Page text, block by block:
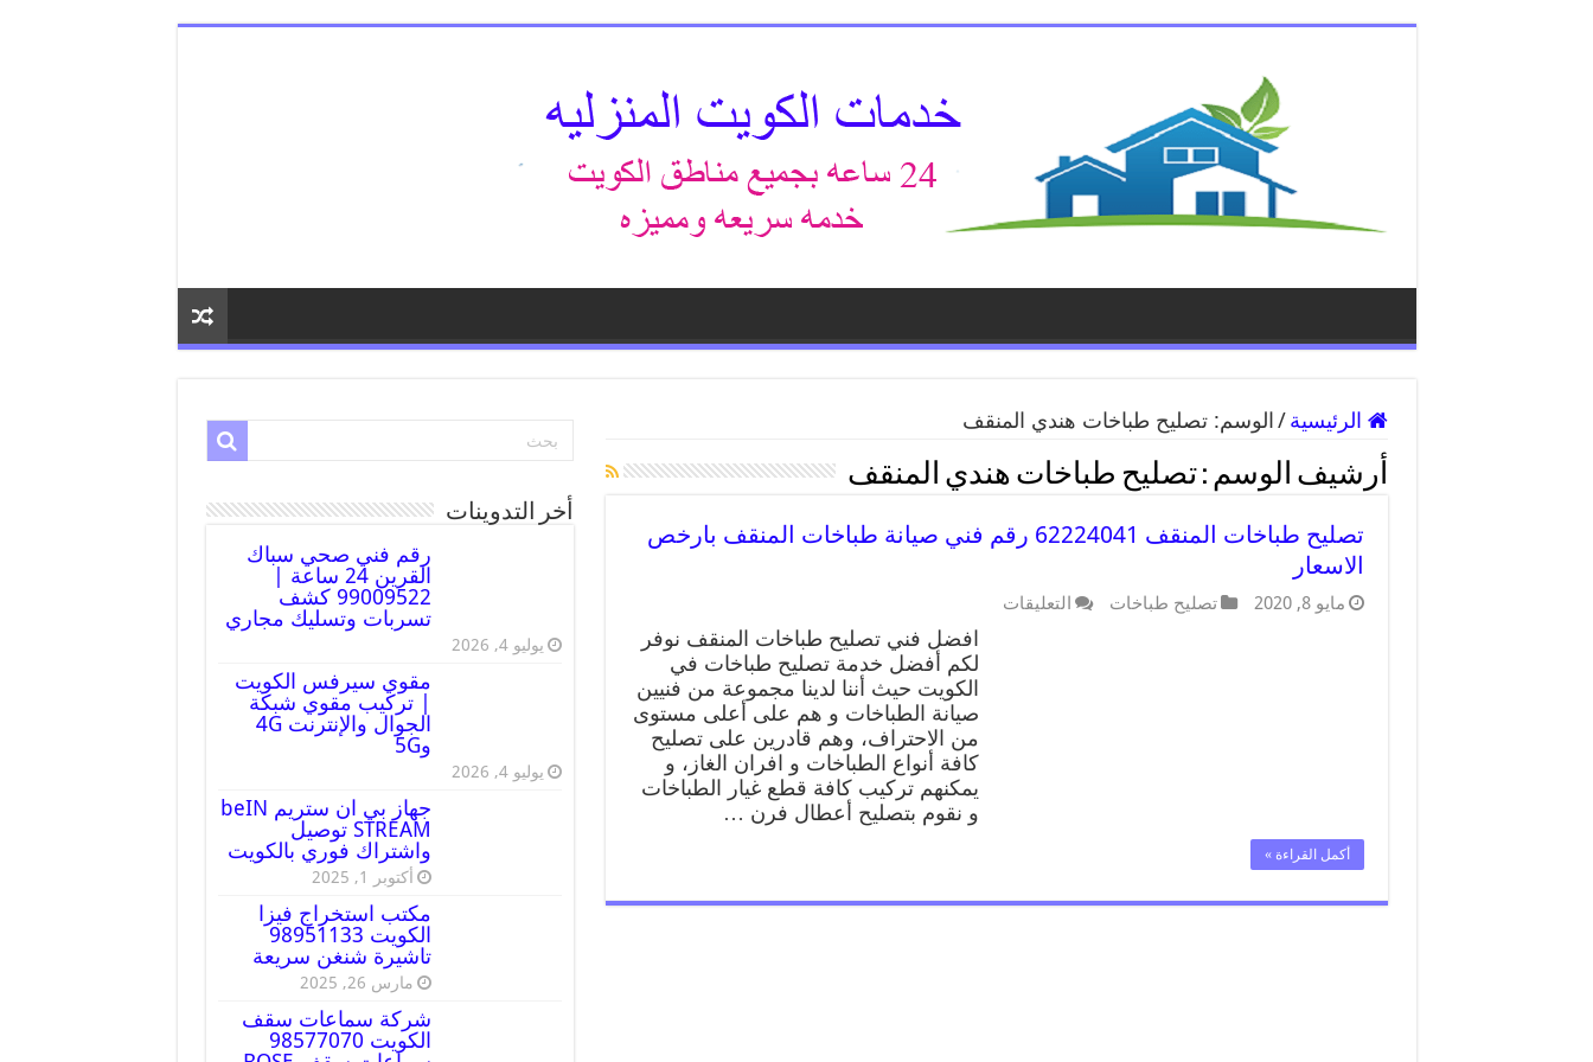
الرئيسية / الوسم:تصليح طباخات هندي المنقف
أرشيف الوسم :تصليح طباخات هندي المنقف
تصليح طباخات المنقف 62224041 رقم فني صيانة طباخات المنقف بارخص
الاسعار
مايو 8, 2020 تصليح طباخات التعليقات
افضل فني تصليح طباخات المنقف نوفر
لكم أفضل خدمة تصليح طباخات في
الكويت حيث أننا لدينا مجموعة من فنيين
صيانة الطباخات و هم على أعلى مستوى
من الاحتراف، وهم قادرين على تصليح
كافة أنواع الطباخات و افران الغاز، و
يمكنهم تركيب كافة قطع غيار الطباخات
و نقوم بتصليح أعطال فرن …
أكمل القراءة »
أخر التدوينات
رقم فني صحي سباك
القرين 24 ساعة |
99009522 كشف
تسربات وتسليك مجاري
يوليو 4, 2026
مقوي سيرفس الكويت
| تركيب مقوي شبكة
الجوال والإنترنت 4G
و5G
يوليو 4, 2026
جهاز بي ان ستريم beIN
STREAM توصيل
واشتراك فوري بالكويت
أكتوبر 1, 2025
مكتب استخراج فيزا
الكويت 98951133
تاشيرة شنغن سريعة
مارس 26, 2025
شركة سماعات سقف
الكويت 98577070